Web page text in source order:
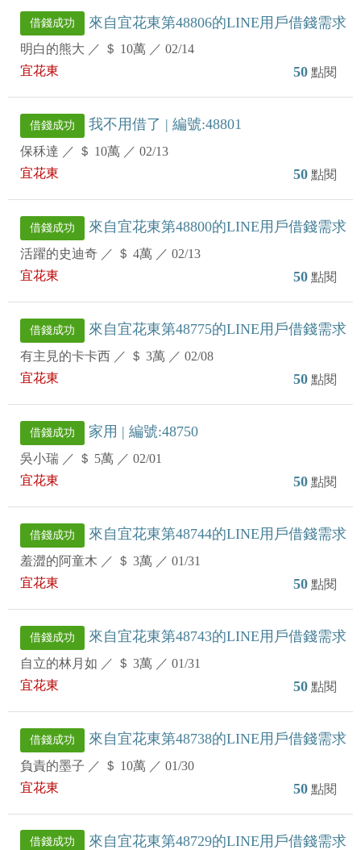
借錢成功 來自宜花東第48806的LINE用戶借錢需求
明白的熊大 ／ ＄ 10萬 ／ 02/14
宜花東
50 點閱
借錢成功 我不用借了 | 編號:48801
保秝達 ／ ＄ 10萬 ／ 02/13
宜花東
50 點閱
借錢成功 來自宜花東第48800的LINE用戶借錢需求
活躍的史迪奇 ／ ＄ 4萬 ／ 02/13
宜花東
50 點閱
借錢成功 來自宜花東第48775的LINE用戶借錢需求
有主見的卡卡西 ／ ＄ 3萬 ／ 02/08
宜花東
50 點閱
借錢成功 家用 | 編號:48750
吳小瑞 ／ ＄ 5萬 ／ 02/01
宜花東
50 點閱
借錢成功 來自宜花東第48744的LINE用戶借錢需求
羞澀的阿童木 ／ ＄ 3萬 ／ 01/31
宜花東
50 點閱
借錢成功 來自宜花東第48743的LINE用戶借錢需求
自立的林月如 ／ ＄ 3萬 ／ 01/31
宜花東
50 點閱
借錢成功 來自宜花東第48738的LINE用戶借錢需求
負責的墨子 ／ ＄ 10萬 ／ 01/30
宜花東
50 點閱
借錢成功 來自宜花東第48729的LINE用戶借錢需求